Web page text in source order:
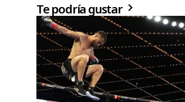
Te podría gustar